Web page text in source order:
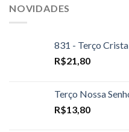
NOVIDADES
831 - Terço
R$21,80
Terço Nossa
R$13,80